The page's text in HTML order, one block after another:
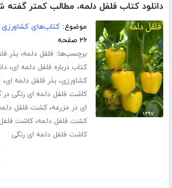
دانلود کتاب فلفل دلمه، مطالب کمتر گفته
موضوع:کتاب‌های کشاورزی
۲۶ صفحه
برچسب‌ها: فلفل دلمه،بذر
کتاب درباره فلفل دلمه ای،
کشاورزی،بذر فلفل دلمه ای،
کاشت فلفل دلمه ای رنگی در
ای در مزرعه،کشت فلفل
کشت فلفل دلمه،کاشت
کاشت فلفل دلمه ای رنگی